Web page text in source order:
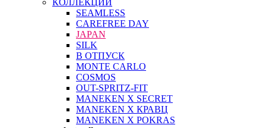
SEAMLESS
CAREFREE DAY
JAPAN
SILK
В ОТПУСК
MONTE CARLO
COSMOS
OUT-SPRITZ-FIT
MANEKEN X SECRET
MANEKEN X КРАВЦ
MANEKEN X POKRAS